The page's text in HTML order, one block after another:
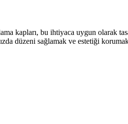
kapları, bu ihtiyaca uygun olarak
düzeni sağlamak ve estetiği